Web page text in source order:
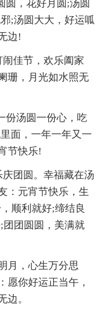
圆，花好月圆;汤圆
;汤圆大大，好运呱
边!
佳节，欢乐阖家
珊，月光如水照无
份汤圆一份心，吃
面，一年一年又一
节快乐!
团圆。幸福藏在汤
：元宵节快乐，生
顺利就好;缔结良
团圆圆，美满就
月，心生万分思
愿你好运正当午，
边。